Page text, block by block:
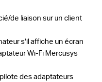
de liaison sur un client
s'il affiche un écran
Wi-Fi Mercusys
des adaptateurs